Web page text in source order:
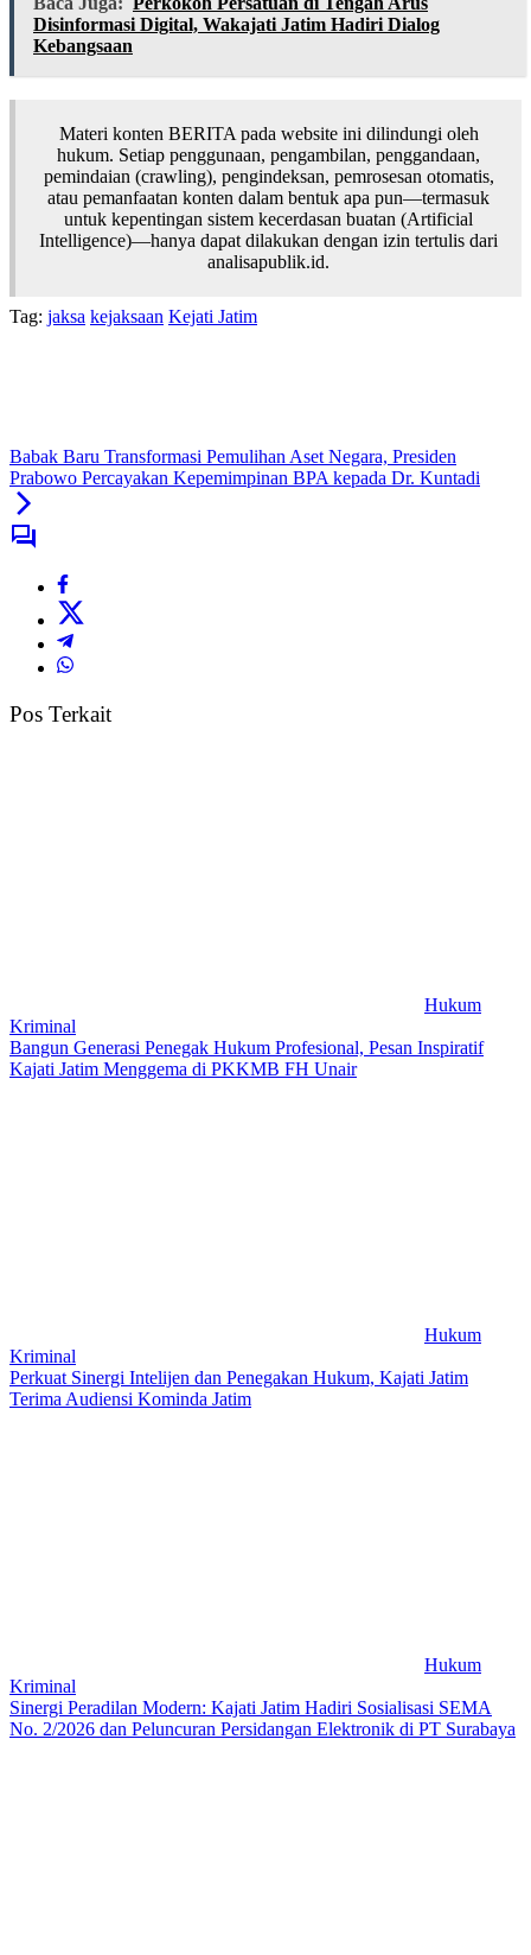
Disinformasi Digital, Wakajati Jatim Hadiri Dialog
Kebangsaan
Materi konten BERITA pada website ini dilindungi oleh
hukum. Setiap penggunaan, pengambilan, penggandaan,
pemindaian (crawling), pengindeksan, pemrosesan otomatis,
atau pemanfaatan konten dalam bentuk apa pun—termasuk
untuk kepentingan sistem kecerdasan buatan (Artificial
Intelligence)—hanya dapat dilakukan dengan izin tertulis dari
analisapublik.id.
Tag: jaksa kejaksaan Kejati Jatim
Babak Baru Transformasi Pemulihan Aset Negara, Presiden
Prabowo Percayakan Kepemimpinan BPA kepada Dr. Kuntadi
Pos Terkait
Hukum
Kriminal
Bangun Generasi Penegak Hukum Profesional, Pesan Inspiratif
Kajati Jatim Menggema di PKKMB FH Unair
Hukum
Kriminal
Perkuat Sinergi Intelijen dan Penegakan Hukum, Kajati Jatim
Terima Audiensi Kominda Jatim
Hukum
Kriminal
Sinergi Peradilan Modern: Kajati Jatim Hadiri Sosialisasi SEMA
No. 2/2026 dan Peluncuran Persidangan Elektronik di PT Surabaya